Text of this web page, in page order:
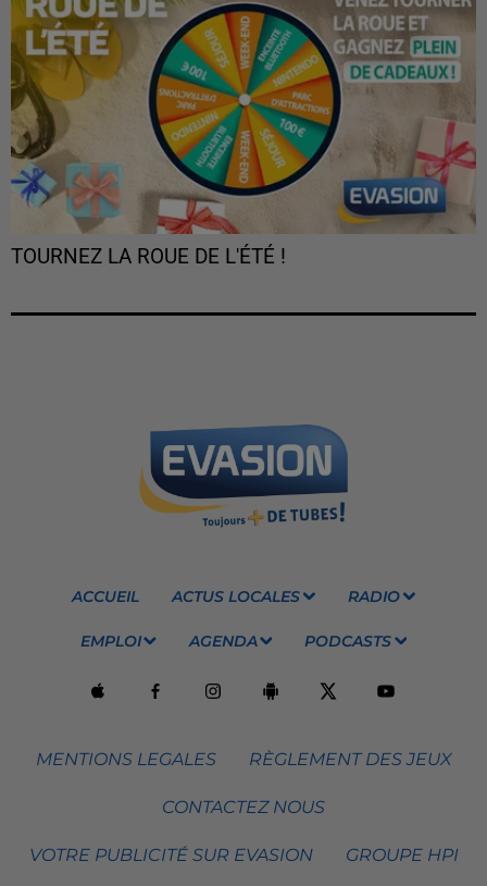
TOURNEZ LA ROUE DE L'ÉTÉ !
ACCUEIL ACTUS LOCALES RADIO
EMPLOI AGENDA PODCASTS
MENTIONS LEGALES RÈGLEMENT DES JEUX
CONTACTEZ NOUS
VOTRE PUBLICITÉ SUR EVASION GROUPE HPI